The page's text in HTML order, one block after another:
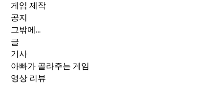
게임 제작
공지
그밖에…
글
기사
아빠가 골라주는 게임
영상 리뷰